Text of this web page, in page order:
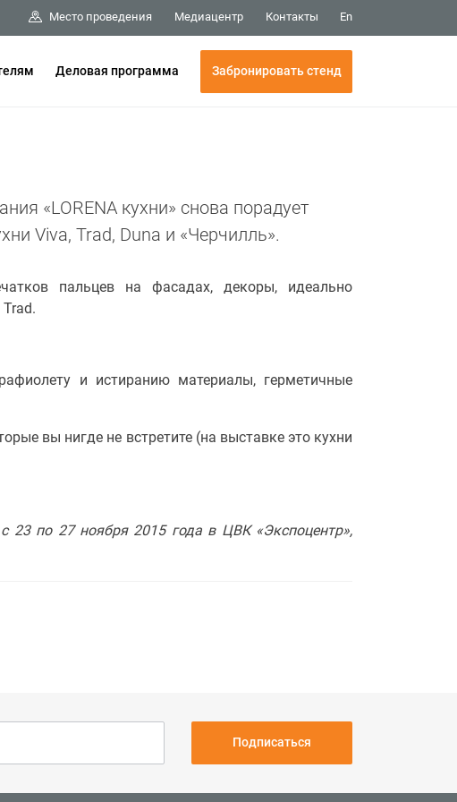
Место проведения Медиацентр Контакты En
Деловая программа Забронировать стенд
«LORENA кухни» снова порадует
Viva, Trad, Duna и «Черчилль».
пальцев на фасадах, декоры, идеально
и истиранию материалы, герметичные
вы нигде не встретите (на выставке это кухни
23 по 27 ноября 2015 года в ЦВК «Экспоцентр»,
Подписаться